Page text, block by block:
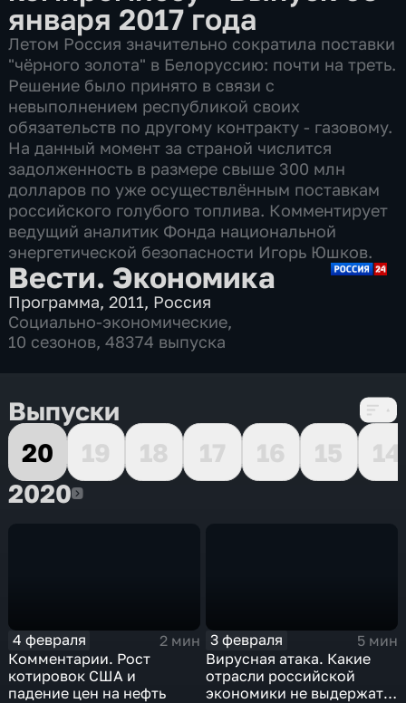
января 2017 года
Летом Россия значительно сократила поставки
"чёрного золота" в Белоруссию: почти на треть.
Решение было принято в связи с
невыполнением республикой своих
обязательств по другому контракту - газовому.
На данный момент за страной числится
задолженность в размере свыше 300 млн
долларов по уже осуществлённым поставкам
российского голубого топлива. Комментирует
ведущий аналитик Фонда национальной
энергетической безопасности Игорь Юшков.
Вести. Экономика
Программа,2011, Россия
Социально-экономические,
10 сезонов, 48374 выпуска
Выпуски
20
19 18 17 16 15
14
20202020
4 февраля
2 мин
Комментарии. Рост
котировок США и
падение цен на нефть
3 февраля
5 мин
Вирусная атака. Какие
отрасли российской
экономики не выдержат